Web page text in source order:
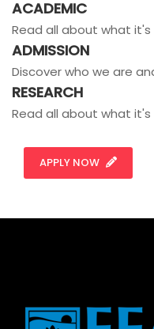
ACADEMIC
Read all about what it's
ADMISSION
Discover who we are
RESEARCH
Read all about what it's
APPLY NOW